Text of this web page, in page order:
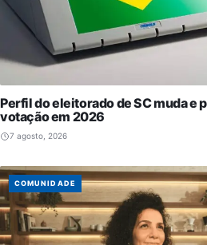
Perfil do eleitorado de SC muda e
votação em 2026
7 agosto, 2026
COMUNIDADE